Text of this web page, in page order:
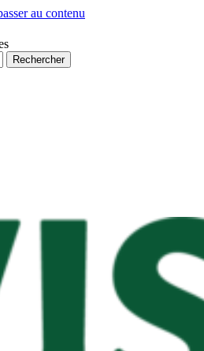
au contenu